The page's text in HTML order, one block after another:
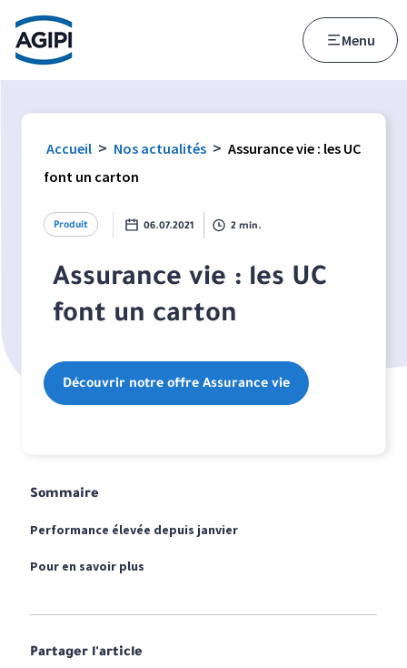
Accès au menu
Accès au contenu principal
Menu
Accueil > Nos actualités > Assurance vie : les UC
font un carton
Produit 06.07.2021 2 min.
Assurance vie : les UC
font un carton
Découvrir notre offre Assurance vie
Sommaire
Performance élevée depuis janvier
Pour en savoir plus
Partager l'article